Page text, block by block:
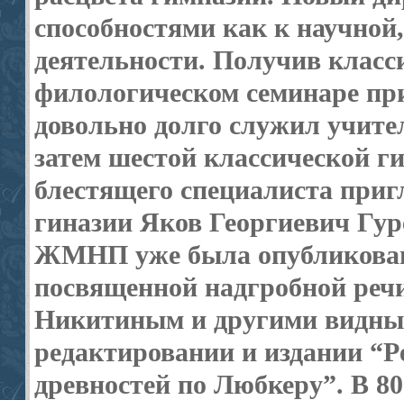
способностями как к
деятельности. Получив
филологическом семинаре
довольно долго служил
затем шестой классической
блестящего специалиста
гиназии Яков Георгиевич
ЖМНП уже была
посвященной надгробной
Никитиным и другими
редактировании и издании
древностей по Любкеру”. В